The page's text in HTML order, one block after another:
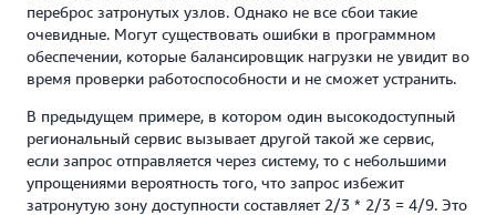
переброс затронутых узлов. Однако не все сбои такие
очевидные. Могут существовать ошибки в программном
обеспечении, которые балансировщик нагрузки не увидит во
время проверки работоспособности и не сможет устранить.
В предыдущем примере, в котором один высокодоступный
региональный сервис вызывает другой такой же сервис,
если запрос отправляется через систему, то с небольшими
упрощениями вероятность того, что запрос избежит
затронутую зону доступности составляет 2/3 * 2/3 = 4/9. Это